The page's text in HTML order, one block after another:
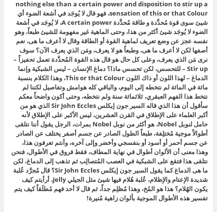
nothing else than a certain power and disposition to stir up a
sensation of this or that Colour، فهو قال لا يُوجَد في أشعة الضوء أي
شيئ سوى قوة مُحدَّدة و طاقة مُحدَّدة A certain power، لا يُوجَد في أشعة
الضوء لا يُوجَد شيئ أكثر من هذا، وحتى الماهية غير مفهومة للشيئ طبعاً، وهو
نفسه عجز عن وضع تعريف لماهية القوة أو الطاقة وقال لا أعرف ما هى، نعم
أصفها لكن لا أعرف ما هى، وطبعاً هو لا يعرف، ومَن الذي يعرف الآن؟ سوف
نرى مَن الذي يعرف، وعلى كل حال هو قال هذه القوة المُحدَّدة تعمل تحفيزاً –
Stir up – للتحسس، لكن تحسس ماذا؟ دماغ الإنسان – ليس الشبكية وإنما
الدماغ – لهذا اللون أو ذاك اللون This or that Colour، وهذا الكلام بنسبة
مائة في المائة لم نتخطه إلى اليوم، والباقي كله هوامش وتفاصيل لكننا لم
نتخط هذا الفهم العبقري، ثلاثمائة سنة ولم نتخطه، وحتى أكون واضحاً معكم
سأقول أن هذا الذي قاله السير جون إيكلس Sir John Eccles الذي هو من
أكبر العلماء على الإطلاق في القرن العشرين، ليس الأكبر على الإطلاق لأنه
حامل لنوبل Nobel، هو أكثر من نوبل Nobel بمرات، الرجل يقول أننا نتلقى
أطوالاً موجية مُختلِفة، طبعاً الطول الصادر عن جسم أصفر يختلف عن الصادر
عن جسم أحمر أو أسود أو بنفسجي وأخضر وإلى آخره، وأنتم تعرفون هذا،
وهذا معنى أن الألوان أطوال في نهاية المطاف، فقط فروق في الأطوال، فنحن
نتلقى هذا فتقع على الشبكية في العصب المُتصالِب ثم تذهب إلى الدماغ، لكن
ما هى الدماغ كما يقول السير جون إيكلس Sir John Eccles؟ قال مُجرَّد عُلبة
شديدة الإعتام والإظلام، عُلبة هُلام فيها شيئ مثل الجيلي Jelly، أرأيتم كيف
يكون الهُلام؟ هذا هو المُخ، وهذا مُظلِم جداً، ثم قال لا أحد فهم مُطلَقاً كيف يتم
تفسير هذه الأطوال الموجية بألوان زاهية مُنيرة!